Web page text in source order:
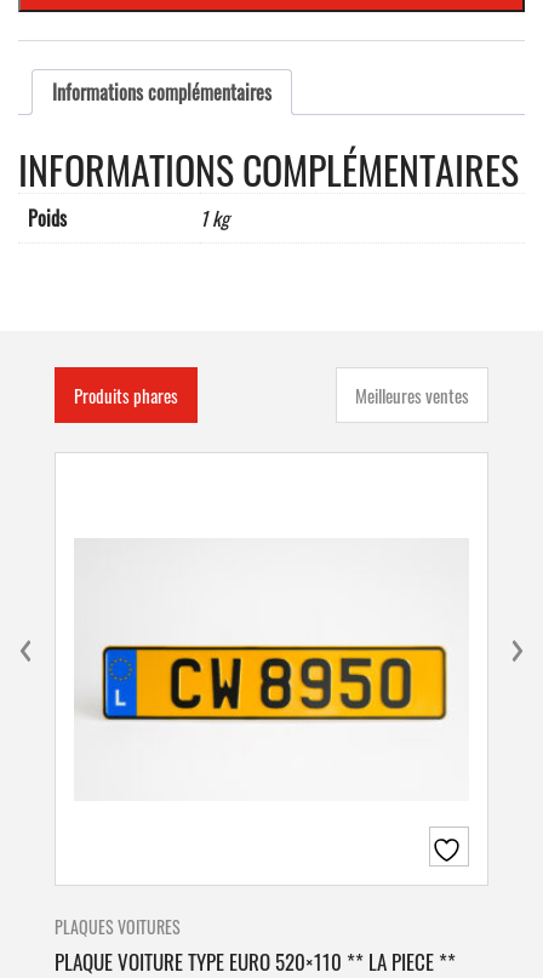
RANDFORM
Informations complémentaires
INFORMATIONS COMPLÉMENTAIRES
Poids 1 kg
Produits phares Meilleures ventes
PLAQUES VOITURES
PLAQUE VOITURE TYPE EURO 520×110 ** LA PIECE **